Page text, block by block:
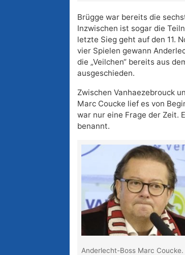
Brügge war bereits die
Inzwischen ist sogar die
letzte Sieg geht auf den 11.
vier Spielen gewann
die „Veilchen“ bereits aus
ausgeschieden.
Zwischen Vanhaezebrouck
Marc Coucke lief es von
war nur eine Frage der Zeit.
benannt.
Anderlecht-Boss Marc Coucke.